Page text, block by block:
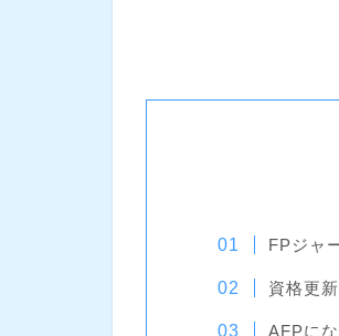
FPジャ
資格更
AFPに